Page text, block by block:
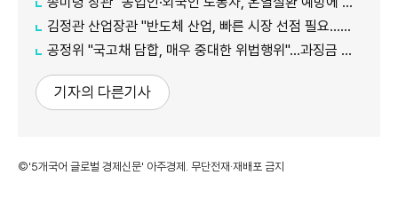
김정관 산업장관 "반도체 산업, 빠른 시장 선점 필요…주52시간제 손봐야"
공정위 "국고채 담합, 매우 중대한 위법행위"...과징금 최대 15조원 전망
기자의 다른기사
©'5개국어 글로벌 경제신문' 아주경제. 무단전재·재배포 금지